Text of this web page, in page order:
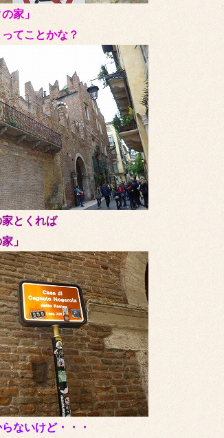
家」
てことかな？
とくれば
」
ないけど・・・